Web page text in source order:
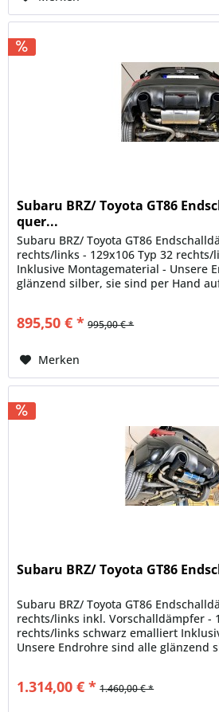
Subaru BRZ/ Toyota GT86
quer...
Subaru BRZ/ Toyota GT86
rechts/links - 129x106 Typ 32
Inklusive Montagematerial - Unsere
glänzend silber, sie sind per Hand
895,50 € * 995,00 € *
Merken
Subaru BRZ/ Toyota GT86
Subaru BRZ/ Toyota GT86
rechts/links inkl. Vorschalldämpfer -
rechts/links schwarz emalliert
Unsere Endrohre sind alle glänzend
1.314,00 € * 1.460,00 € *